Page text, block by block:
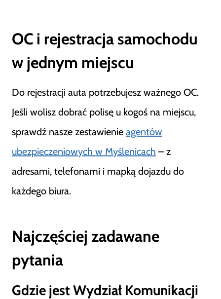
OC i rejestracja samochodu
w jednym miejscu
Do rejestracji auta potrzebujesz ważnego OC.
Jeśli wolisz dobrać polisę u kogoś na miejscu,
sprawdź nasze zestawienie agentów
ubezpieczeniowych w Myślenicach – z
adresami, telefonami i mapką dojazdu do
każdego biura.
Najczęściej zadawane
pytania
Gdzie jest Wydział Komunikacji